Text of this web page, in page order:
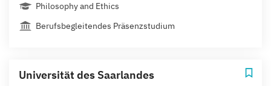
Philosophy and Ethics
Berufsbegleitendes Präsenzstudium
Universität des Saarlandes